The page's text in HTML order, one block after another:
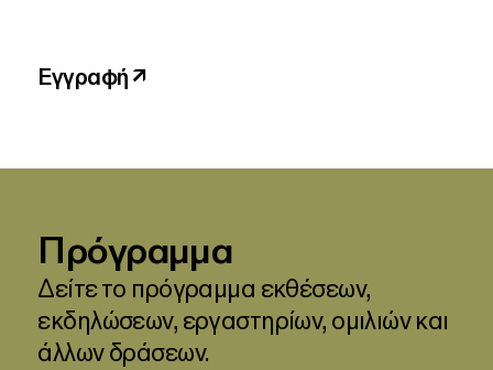
Εγγραφή ↗
Πρόγραμμα
Δείτε το πρόγραμμα εκθέσεων,
εκδηλώσεων, εργαστηρίων, ομιλιών και
άλλων δράσεων.